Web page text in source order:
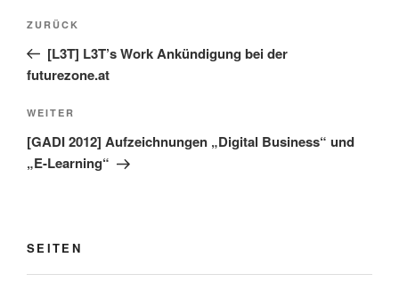
Beitragsnavigation
Vorheriger
Beitrag
ZURÜCK
[L3T] L3T’s Work Ankündigung bei der
futurezone.at
Nächster
Beitrag
WEITER
[GADI 2012] Aufzeichnungen „Digital Business“ und
„E-Learning“
SEITEN